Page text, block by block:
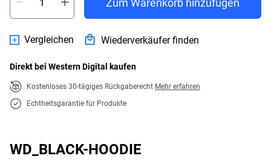
Zum Warenkorb hinzufügen
Vergleichen Wiederverkäufer finden
Direkt bei Western Digital kaufen
Kostenloses 30-tägiges Rückgaberecht Mehr erfahren
Echtheitsgarantie für Produkte
WD_BLACK-HOODIE